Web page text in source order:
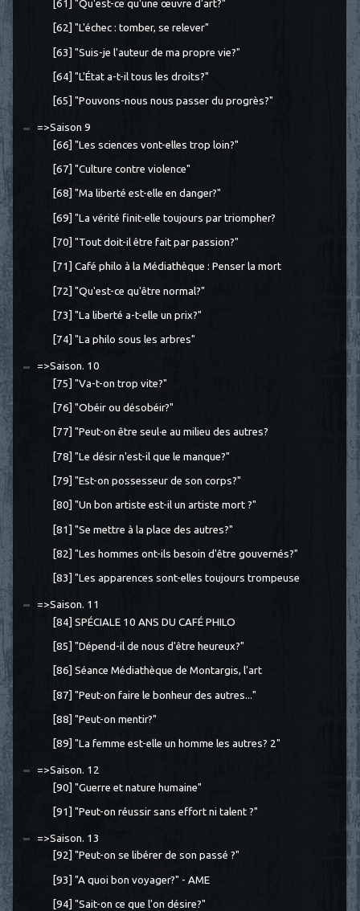
[61] "Qu'est-ce qu'une œuvre d'art?"
[62] "L'échec : tomber, se relever"
[63] "Suis-je l'auteur de ma propre vie?"
[64] "L'État a-t-il tous les droits?"
[65] "Pouvons-nous nous passer du progrès?"
=>Saison 9
[66] "Les sciences vont-elles trop loin?"
[67] "Culture contre violence"
[68] "Ma liberté est-elle en danger?"
[69] "La vérité finit-elle toujours par triompher?
[70] "Tout doit-il être fait par passion?"
[71] Café philo à la Médiathèque : Penser la mort
[72] "Qu'est-ce qu'être normal?"
[73] "La liberté a-t-elle un prix?"
[74] "La philo sous les arbres"
=>Saison. 10
[75] "Va-t-on trop vite?"
[76] "Obéir ou désobéir?"
[77] "Peut-on être seul·e au milieu des autres?
[78] "Le désir n'est-il que le manque?"
[79] "Est-on possesseur de son corps?"
[80] "Un bon artiste est-il un artiste mort ?"
[81] "Se mettre à la place des autres?"
[82] "Les hommes ont-ils besoin d'être gouvernés?"
[83] "Les apparences sont-elles toujours trompeuse
=>Saison. 11
[84] SPÉCIALE 10 ANS DU CAFÉ PHILO
[85] "Dépend-il de nous d'être heureux?"
[86] Séance Médiathèque de Montargis, l'art
[87] "Peut-on faire le bonheur des autres..."
[88] "Peut-on mentir?"
[89] "La femme est-elle un homme les autres? 2"
=>Saison. 12
[90] "Guerre et nature humaine"
[91] "Peut-on réussir sans effort ni talent ?"
=>Saison. 13
[92] "Peut-on se libérer de son passé ?"
[93] "A quoi bon voyager?" - AME
[94] "Sait-on ce que l'on désire?"